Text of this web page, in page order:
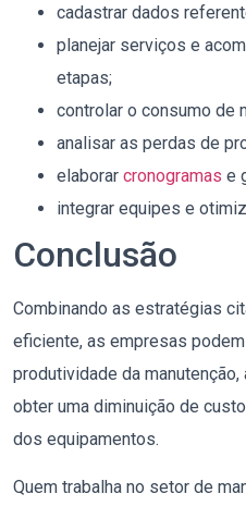
cadastrar dados
planejar serviços e
etapas;
controlar o consumo de
analisar as perdas de
elaborar cronogramas e
integrar equipes e
Conclusão
Combinando as estratégias
eficiente, as empresas
produtividade da
obter uma diminuição de
dos equipamentos.
Quem trabalha no setor de